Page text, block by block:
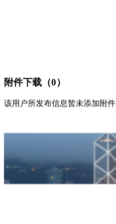
附件下载（0）
该用户所发布信息暂未添加附件